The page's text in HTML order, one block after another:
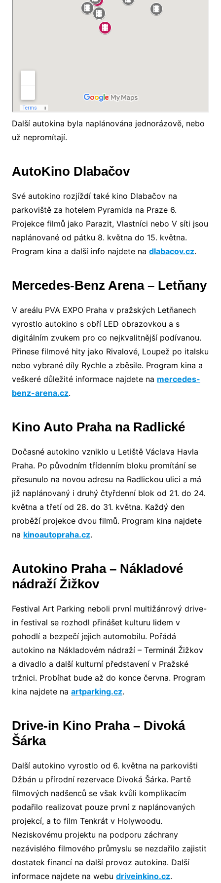
Další autokina byla naplánována jednorázově, nebo
už nepromítají.
AutoKino Dlabačov
Své autokino rozjíždí také kino Dlabačov na
parkoviště za hotelem Pyramida na Praze 6.
Projekce filmů jako Parazit, Vlastníci nebo V síti jsou
naplánované od pátku 8. května do 15. května.
Program kina a další info najdete na dlabacov.cz.
Mercedes-Benz Arena – Letňany
V areálu PVA EXPO Praha v pražských Letňanech
vyrostlo autokino s obří LED obrazovkou a s
digitálním zvukem pro co nejkvalitnější podívanou.
Přinese filmové hity jako Rivalové, Loupež po italsku
nebo vybrané díly Rychle a zběsile. Program kina a
veškeré důležité informace najdete na mercedes-
benz-arena.cz.
Kino Auto Praha na Radlické
Dočasné autokino vzniklo u Letiště Václava Havla
Praha. Po původním třídenním bloku promítání se
přesunulo na novou adresu na Radlickou ulici a má
již naplánovaný i druhý čtyřdenní blok od 21. do 24.
května a třetí od 28. do 31. května. Každý den
proběží projekce dvou filmů. Program kina najdete
na kinoautopraha.cz.
Autokino Praha – Nákladové
nádraží Žižkov
Festival Art Parking neboli první multižánrový drive-
in festival se rozhodl přinášet kulturu lidem v
pohodlí a bezpečí jejich automobilu. Pořádá
autokino na Nákladovém nádraží – Terminál Žižkov
a divadlo a další kulturní představení v Pražské
tržnici. Probíhat bude až do konce června. Program
kina najdete na artparking.cz.
Drive-in Kino Praha – Divoká
Šárka
Další autokino vyrostlo od 6. května na parkovišti
Džbán u přírodní rezervace Divoká Šárka. Partě
filmových nadšenců se však kvůli komplikacím
podařilo realizovat pouze první z naplánovaných
projekcí, a to film Tenkrát v Holywoodu.
Neziskovému projektu na podporu záchrany
nezávislého filmového průmyslu se nezdařilo zajistit
dostatek financí na další provoz autokina. Další
informace najdete na webu driveinkino.cz.